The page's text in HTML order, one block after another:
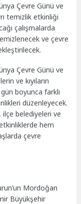
Çevre Günü ve
temizlik etkinliği
çalışmalarda
ve çevre
Çevre Günü ve
ve kıyıların
boyunca farklı
düzenleyecek.
belediyeleri ve
hem
çevre
Mordoğan
Büyükşehir